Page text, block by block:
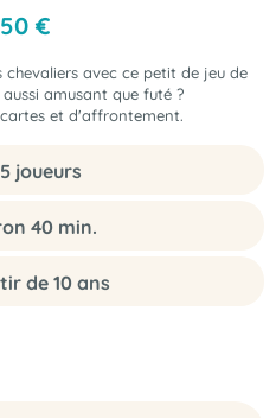
50 €
chevaliers avec ce petit de jeu de
amusant que futé ?
et d'affrontement.
joueurs
40 min.
de 10 ans